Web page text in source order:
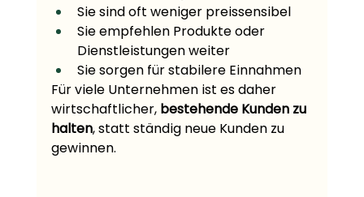
Sie sind oft weniger preissensibel
Sie empfehlen Produkte oder
Dienstleistungen weiter
Sie sorgen für stabilere Einnahmen
Für viele Unternehmen ist es daher
wirtschaftlicher, bestehende Kunden zu
halten, statt ständig neue Kunden zu
gewinnen.